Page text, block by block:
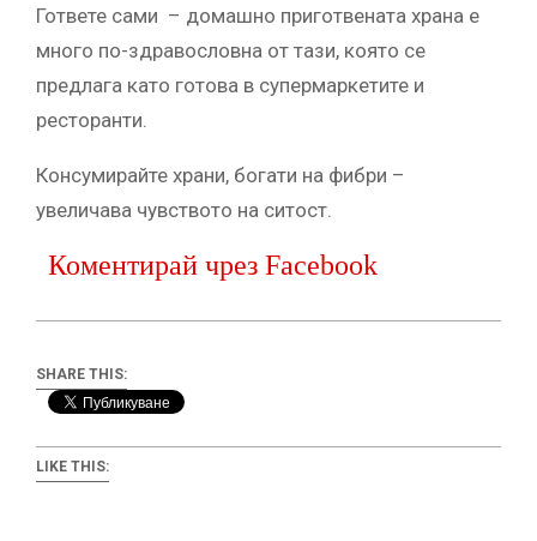
Гответе сами – домашно приготвената храна е
много по-здравословна от тази, която се
предлага като готова в супермаркетите и
ресторанти.
Консумирайте храни, богати на фибри –
увеличава чувството на ситост.
Коментирай чрез Facebook
SHARE THIS:
LIKE THIS: